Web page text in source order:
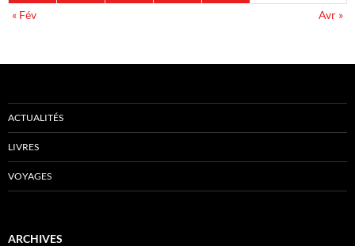
« Fév
Avr »
ACTUALITÉS
LIVRES
VOYAGES
ARCHIVES